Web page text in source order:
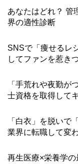
あなたはどれ？ 管
界の適性診断
SNSで「痩せるレ
してファンを惹き
「手荒れや夜勤
士資格を取得して
「白衣」を脱いで
業界に転職して変
再生医療×栄養学